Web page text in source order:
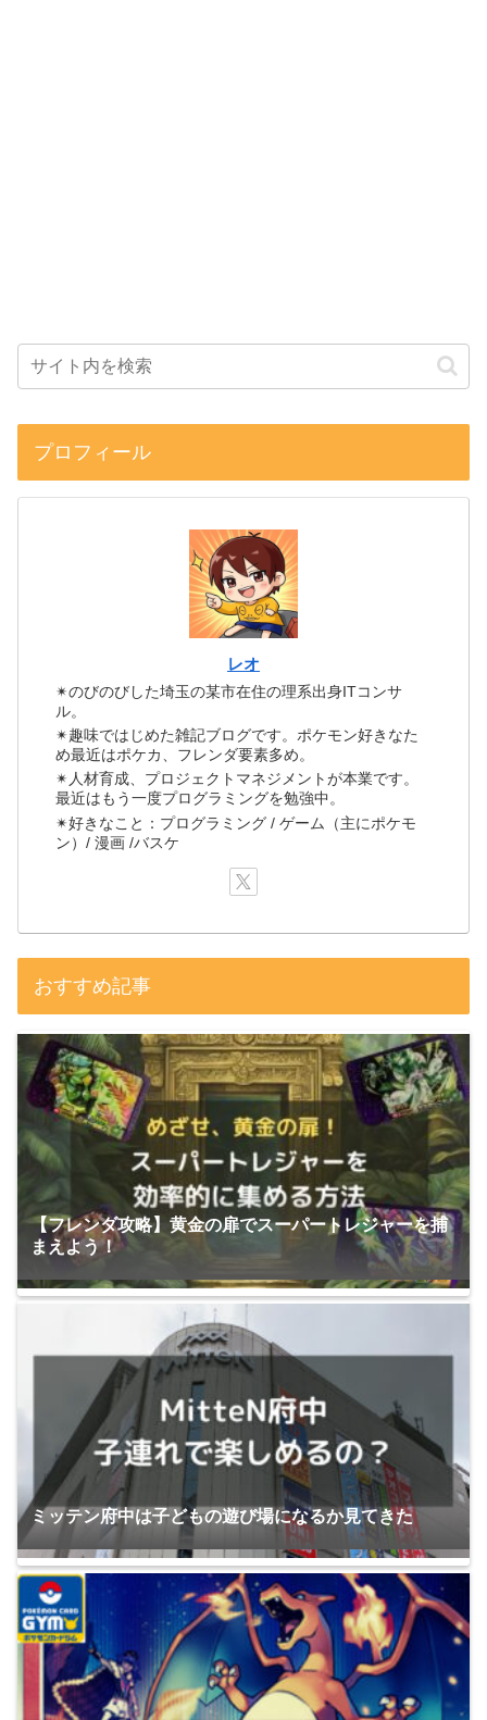
プロフィール
レオ
✴のびのびした埼玉の某市在住の理系出身ITコンサ
ル。
✴趣味ではじめた雑記ブログです。ポケモン好きなた
め最近はポケカ、フレンダ要素多め。
✴人材育成、プロジェクトマネジメントが本業です。
最近はもう一度プログラミングを勉強中。
✴好きなこと：プログラミング / ゲーム（主にポケモ
ン）/ 漫画 /バスケ
おすすめ記事
【フレンダ攻略】黄金の扉でスーパートレジャーを捕
まえよう！
ミッテン府中は子どもの遊び場になるか見てきた